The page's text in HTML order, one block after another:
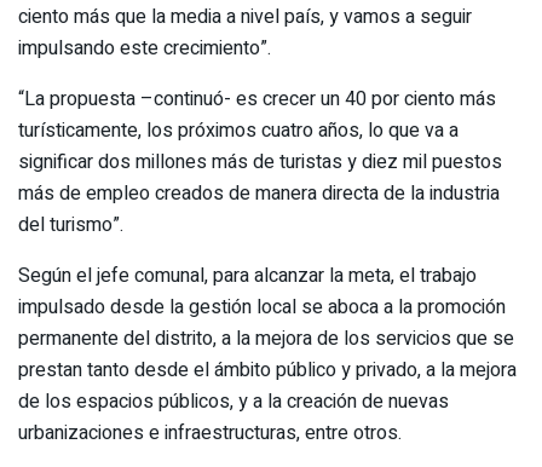
ciento más que la media a nivel país, y vamos a seguir
impulsando este crecimiento”.
“La propuesta –continuó- es crecer un 40 por ciento más
turísticamente, los próximos cuatro años, lo que va a
significar dos millones más de turistas y diez mil puestos
más de empleo creados de manera directa de la industria
del turismo”.
Según el jefe comunal, para alcanzar la meta, el trabajo
impulsado desde la gestión local se aboca a la promoción
permanente del distrito, a la mejora de los servicios que se
prestan tanto desde el ámbito público y privado, a la mejora
de los espacios públicos, y a la creación de nuevas
urbanizaciones e infraestructuras, entre otros.